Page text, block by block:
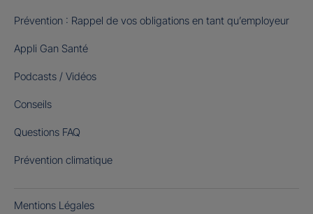
Prévention : Rappel de vos obligations en tant qu’employeur
Appli Gan Santé
Podcasts / Vidéos
Conseils
Questions FAQ
Prévention climatique
Mentions Légales